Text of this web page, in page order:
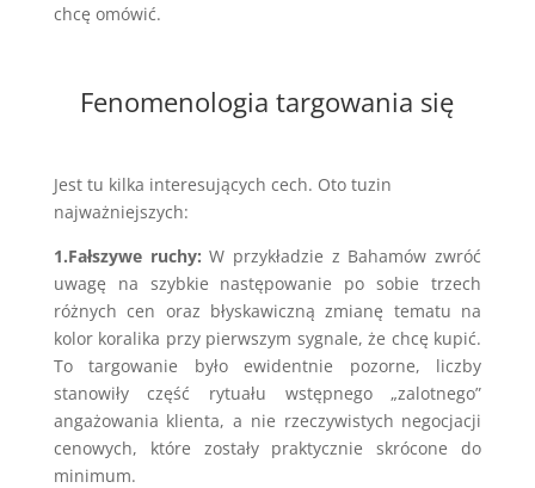
chcę omówić.
Fenomenologia targowania się
Jest tu kilka interesujących cech. Oto tuzin
najważniejszych:
1.Fałszywe ruchy:W przykładzie z Bahamów zwróć
uwagę na szybkie następowanie po sobie trzech
różnych cen oraz błyskawiczną zmianę tematu na
kolor koralika przy pierwszym sygnale, że chcę kupić.
To targowanie było ewidentnie pozorne, liczby
stanowiły część rytuału wstępnego „zalotnego”
angażowania klienta, a nie rzeczywistych negocjacji
cenowych, które zostały praktycznie skrócone do
minimum.